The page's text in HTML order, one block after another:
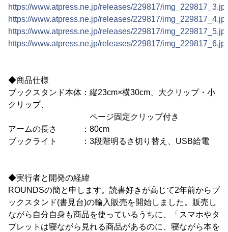
https://www.atpress.ne.jp/releases/229817/
https://www.atpress.ne.jp/releases/229817/
https://www.atpress.ne.jp/releases/229817/
https://www.atpress.ne.jp/releases/229817/
◆商品仕様
ブックスタンド本体：縦23cm×横30cm、大クリップ・小
クリップ、
ページ固定クリップ付き
アームの長さ ：80cm
ブックライト ：3段階明るさ切り替え、USB給電
◆実行者と開発の経緯
ROUNDSの簡と申します。読書好きが高じて2年前からブ
ックスタンド(書見台)の輸入販売を開始しました。販売し
ながら自分自身も商品を使っているうちに、「スマホやタ
ブレットは寝ながら見れる商品があるのに、寝ながら本を